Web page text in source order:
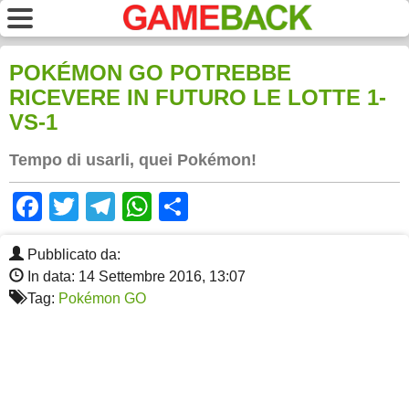
POKÉMON GO POTREBBE
RICEVERE IN FUTURO LE LOTTE 1-
VS-1
Tempo di usarli, quei Pokémon!
Facebook
TwitterTelegram
WhatsApp
Pubblicato da:
In data: 14 Settembre 2016, 13:07
Tag: Pokémon GO